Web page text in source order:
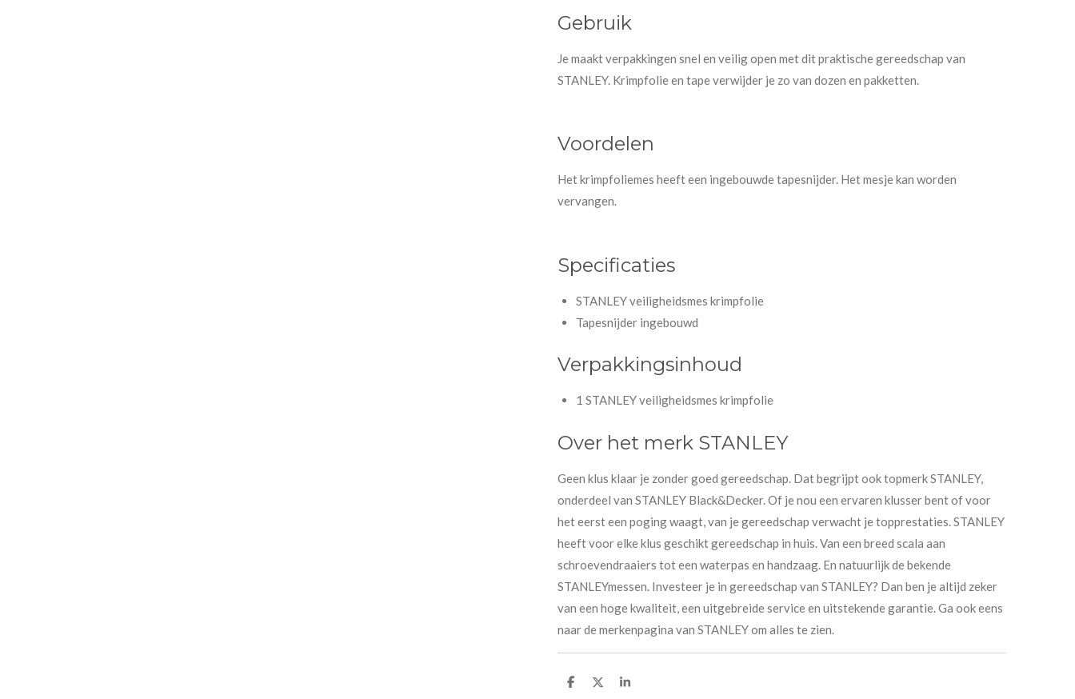
Gebruik
Je maakt verpakkingen snel en veilig open met dit praktische gereedschap van
STANLEY. Krimpfolie en tape verwijder je zo van dozen en pakketten.
Voordelen
Het krimpfoliemes heeft een ingebouwde tapesnijder. Het mesje kan worden
vervangen.
Specificaties
STANLEY veiligheidsmes krimpfolie
Tapesnijder ingebouwd
Verpakkingsinhoud
1 STANLEY veiligheidsmes krimpfolie
Over het merk STANLEY
Geen klus klaar je zonder goed gereedschap. Dat begrijpt ook topmerk STANLEY,
onderdeel van STANLEY Black&Decker. Of je nou een ervaren klusser bent of voor
het eerst een poging waagt, van je gereedschap verwacht je topprestaties. STANLEY
heeft voor elke klus geschikt gereedschap in huis. Van een breed scala aan
schroevendraaiers tot een waterpas en handzaag. En natuurlijk de bekende
STANLEYmessen. Investeer je in gereedschap van STANLEY? Dan ben je altijd zeker
van een hoge kwaliteit, een uitgebreide service en uitstekende garantie. Ga ook eens
naar de merkenpagina van STANLEY om alles te zien.
D
D
S